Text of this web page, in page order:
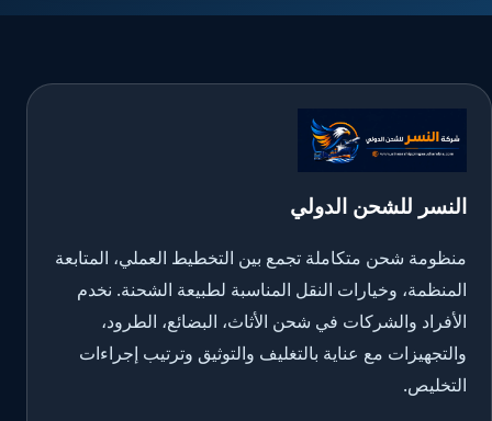
النسر للشحن الدولي
منظومة شحن متكاملة تجمع بين التخطيط العملي، المتابعة
المنظمة، وخيارات النقل المناسبة لطبيعة الشحنة. نخدم
الأفراد والشركات في شحن الأثاث، البضائع، الطرود،
والتجهيزات مع عناية بالتغليف والتوثيق وترتيب إجراءات
التخليص.